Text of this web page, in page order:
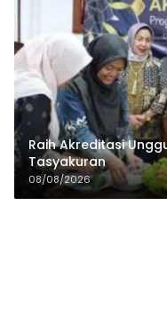
Raih Akreditasi
Tasyakuran
08/08/2026